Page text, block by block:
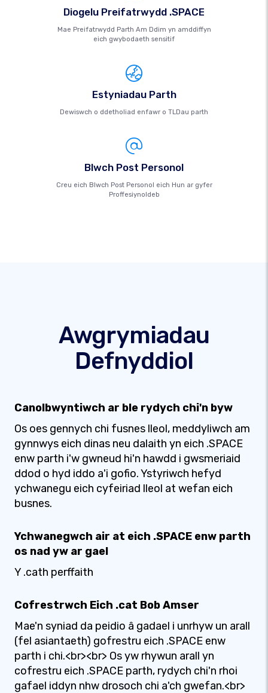
Diogelu Preifatrwydd .SPACE
Mae Preifatrwydd Parth Am Ddim yn amddiffyn
eich gwybodaeth sensitif
Estyniadau Parth
Dewiswch o ddetholiad enfawr o TLDau parth
Blwch Post Personol
Creu eich Blwch Post Personol eich Hun ar gyfer
Proffesiynoldeb
Awgrymiadau
Defnyddiol
Canolbwyntiwch ar ble rydych chi'n byw
Os oes gennych chi fusnes lleol, meddyliwch am
gynnwys eich dinas neu dalaith yn eich .SPACE
enw parth i'w gwneud hi'n hawdd i gwsmeriaid
ddod o hyd iddo a'i gofio. Ystyriwch hefyd
ychwanegu eich cyfeiriad lleol at wefan eich
busnes.
Ychwanegwch air at eich .SPACE enw parth
os nad yw ar gael
Y .cath perffaith
Cofrestrwch Eich .cat Bob Amser
Mae'n syniad da peidio â gadael i unrhyw un arall
(fel asiantaeth) gofrestru eich .SPACE enw
parth i chi.<br><br> Os yw rhywun arall yn
cofrestru eich .SPACE parth, rydych chi'n rhoi
gafael iddyn nhw drosoch chi a'ch gwefan.<br>